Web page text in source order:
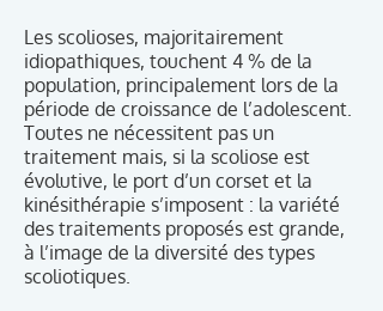
Les scolioses, majoritairement
idiopathiques, touchent 4 % de la
population, principalement lors de la
période de croissance de l’adolescent.
Toutes ne nécessitent pas un
traitement mais, si la scoliose est
évolutive, le port d’un corset et la
kinésithérapie s’imposent : la variété
des traitements proposés est grande,
à l’image de la diversité des types
scoliotiques.